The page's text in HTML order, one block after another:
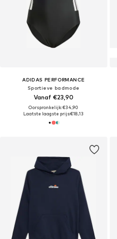
ADIDAS PERFORMANCE
Sportieve badmode
Vanaf €23,90
Oorspronkelijk: €34,90
Laatste laagste prijs:€18,13